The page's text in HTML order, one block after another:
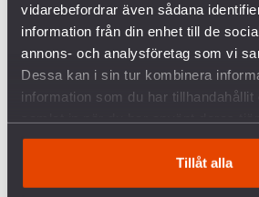
vidarebefordrar även sådana
information från din enhet till de
annons- och analysföretag som vi
Dessa kan i sin tur kombinera
information som du har tillhandahållit
Tillåt alla
FÖRETAGEN INOM
VANLIGA FRÅGOR OCH SVAR
UKRAINA
SVERIGES VAPENHANDEL MED